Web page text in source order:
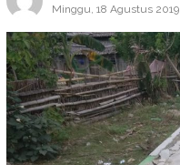
Minggu, 18 Agustus 2019